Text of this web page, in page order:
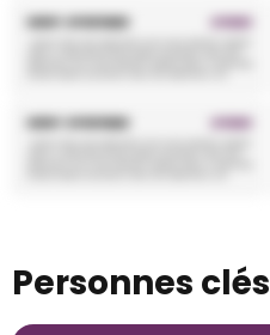
Personnes clés